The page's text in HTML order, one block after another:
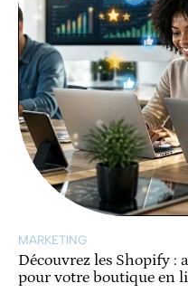
MARKETING
Découvrez les Shopify :
pour votre boutique en